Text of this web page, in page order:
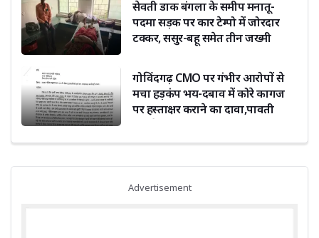
सेवती डाक बंगला के समीप मनातू-
पदमा सड़क पर कार टेम्पो में जोरदार
टक्कर, ससुर-बहू समेत तीन जख्मी
गोविंदगढ़ CMO पर गंभीर आरोपों से
मचा हड़कंप भय-दबाव में कोरे कागज
पर हस्ताक्षर कराने का दावा,पावती
Advertisement